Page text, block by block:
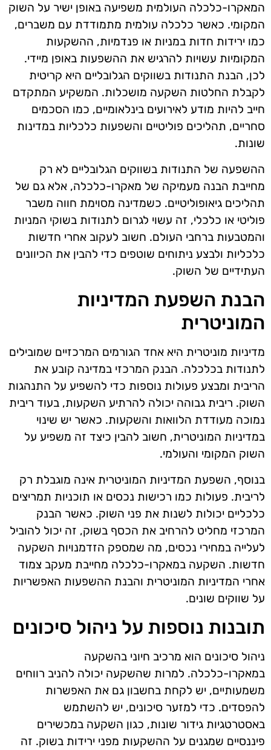
המאקרו-כלכלה העולמית משפיעה באופן ישיר על השוק
המקומי. כאשר כלכלה עולמית מתמודדת עם משברים,
כמו ירידות חדות במניות או פנדמיות, ההשקעות
המקומיות עשויות להרגיש את ההשפעות באופן מיידי.
לכן, הבנת התנודות בשווקים הגלובליים היא קריטית
לקבלת החלטות השקעה מושכלות. המשקיע המתקדם
חייב להיות מודע לאירועים בינלאומיים, כמו הסכמים
סחריים, תהליכים פוליטיים והשפעות כלכליות במדינות
שונות.
ההשפעה של התנודות בשווקים הגלובליים לא רק
מחייבת הבנה מעמיקה של מאקרו-כלכלה, אלא גם של
תהליכים גיאופוליטיים. כשמדינה מסוימת חווה משבר
פוליטי או כלכלי, זה עשוי לגרום לתנודות בשוקי המניות
והמטבעות ברחבי העולם. חשוב לעקוב אחרי חדשות
כלכליות ולבצע ניתוחים שוטפים כדי להבין את הכיוונים
העתידיים של השוק.
הבנת השפעת המדיניות
המוניטרית
מדיניות מוניטרית היא אחד הגורמים המרכזיים שמובילים
לתנודות בכלכלה. הבנק המרכזי במדינה קובע את
הריבית ומבצע פעולות נוספות כדי להשפיע על התנהגות
השוק. ריבית גבוהה יכולה להרתיע השקעות, בעוד ריבית
נמוכה מעודדת הלוואות והשקעות. כאשר יש שינוי
במדיניות המוניטרית, חשוב להבין כיצד זה משפיע על
השוק המקומי והעולמי.
בנוסף, השפעת המדיניות המוניטרית אינה מוגבלת רק
לריבית. פעולות כמו רכישות נכסים או תוכניות תמריצים
כלכליים יכולות לשנות את פני השוק. כאשר הבנק
המרכזי מחליט להרחיב את הכסף בשוק, זה יכול להוביל
לעלייה במחירי נכסים, מה שמספק הזדמנויות השקעה
חדשות. השקעה במאקרו-כלכלה מחייבת מעקב צמוד
אחרי המדיניות המוניטרית והבנת ההשפעות האפשריות
על שווקים שונים.
תובנות נוספות על ניהול סיכונים
ניהול סיכונים הוא מרכיב חיוני בהשקעה
במאקרו-כלכלה. למרות שהשקעה יכולה להניב רווחים
משמעותיים, יש לקחת בחשבון גם את האפשרות
להפסדים. כדי למזער סיכונים, יש להשתמש
באסטרטגיות גידור שונות, כגון השקעה במכשירים
פיננסיים שמגנים על ההשקעות מפני ירידות בשוק. זה